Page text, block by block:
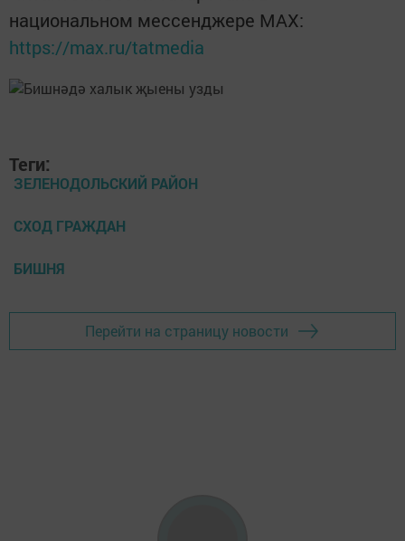
национальном мессенджере MАХ:
https://max.ru/tatmedia
Теги:
ЗЕЛЕНОДОЛЬСКИЙ РАЙОН
СХОД ГРАЖДАН
БИШНЯ
Перейти на страницу новости